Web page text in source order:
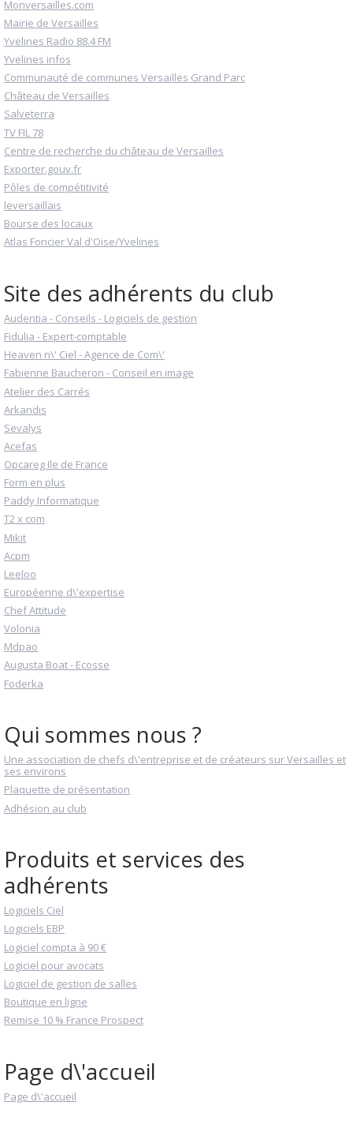
Monversailles.com
Mairie de Versailles
Yvelines Radio 88.4 FM
Yvelines infos
Communauté de communes Versailles Grand Parc
Château de Versailles
Salveterra
TV FIL 78
Centre de recherche du château de Versailles
Exporter.gouv.fr
Pôles de compétitivité
leversaillais
Bourse des locaux
Atlas Foncier Val d'Oise/Yvelines
Site des adhérents du club
Audentia - Conseils - Logiciels de gestion
Fidulia - Expert-comptable
Heaven n\' Ciel - Agence de Com\'
Fabienne Baucheron - Conseil en image
Atelier des Carrés
Arkandis
Sevalys
Acefas
Opcareg Ile de France
Form en plus
Paddy Informatique
T2 x com
Mikit
Acpm
Leeloo
Européenne d\'expertise
Chef Attitude
Volonia
Mdpao
Augusta Boat - Ecosse
Foderka
Qui sommes nous ?
Une association de chefs d\'entreprise et de créateurs sur Versailles et
ses environs
Plaquette de présentation
Adhésion au club
Produits et services des
adhérents
Logiciels Ciel
Logiciels EBP
Logiciel compta à 90 €
Logiciel pour avocats
Logiciel de gestion de salles
Boutique en ligne
Remise 10 % France Prospect
Page d\'accueil
Page d\'accueil